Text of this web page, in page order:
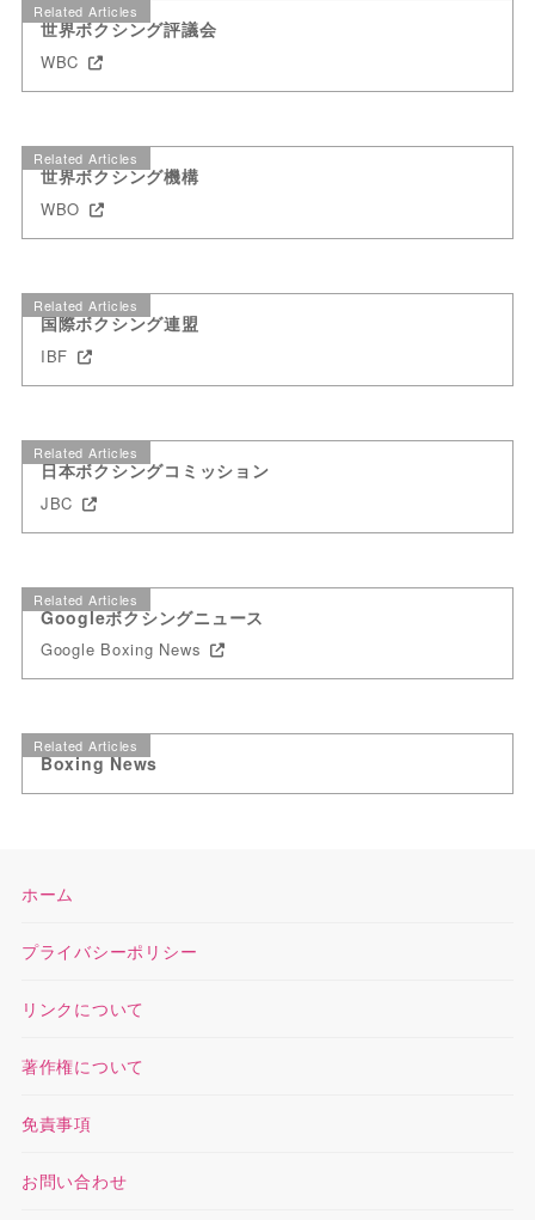
Related Articles
世界ボクシング評議会
WBC
Related Articles
世界ボクシング機構
WBO
Related Articles
国際ボクシング連盟
IBF
Related Articles
日本ボクシングコミッション
JBC
Related Articles
Googleボクシングニュース
Google Boxing News
Related Articles
Boxing News
ホーム
プライバシーポリシー
リンクについて
著作権について
免責事項
お問い合わせ